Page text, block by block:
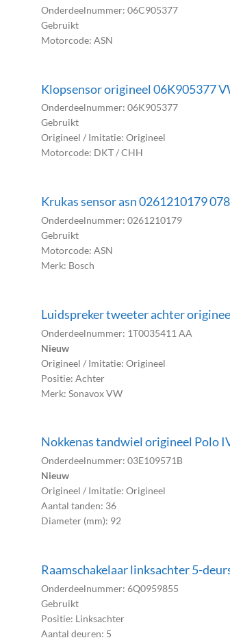
Onderdeelnummer: 06C905377
Gebruikt
Motorcode: ASN
Klopsensor origineel 06K905377
Onderdeelnummer: 06K905377
Gebruikt
Origineel / Imitatie: Origineel
Motorcode: DKT / CHH
Krukas sensor asn 0261210179
Onderdeelnummer: 0261210179
Gebruikt
Motorcode: ASN
Merk: Bosch
Luidspreker tweeter achter
Onderdeelnummer: 1T0035411 AA
Nieuw
Origineel / Imitatie: Origineel
Positie: Achter
Merk: Sonavox VW
Nokkenas tandwiel origineel Polo
Onderdeelnummer: 03E109571B
Nieuw
Origineel / Imitatie: Origineel
Aantal tanden: 36
Diameter (mm): 92
Raamschakelaar linksachter 5-
Onderdeelnummer: 6Q0959855
Gebruikt
Positie: Linksachter
Aantal deuren: 5